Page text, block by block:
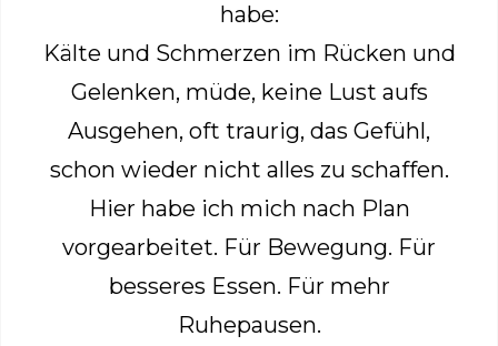
habe:
Kälte und Schmerzen im Rücken und
Gelenken, müde, keine Lust aufs
Ausgehen, oft traurig, das Gefühl,
schon wieder nicht alles zu schaffen.
Hier habe ich mich nach Plan
vorgearbeitet. Für Bewegung. Für
besseres Essen. Für mehr
Ruhepausen.